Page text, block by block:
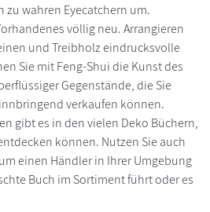
wahren Eyecatchern um.
völlig neu. Arrangieren
und Treibholz eindrucksvolle
Sie mit Feng-Shui die Kunst des
Gegenstände, die Sie
verkaufen können.
gibt es in den vielen Deko Büchern,
können. Nutzen Sie auch
einen Händler in Ihrer Umgebung
Buch im Sortiment führt oder es